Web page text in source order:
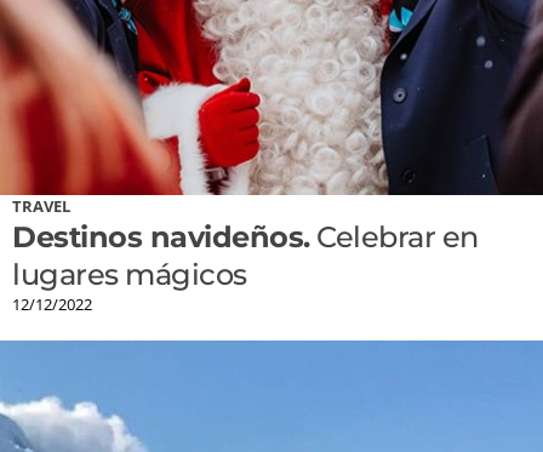
TRAVEL
Destinos navideños.Celebrar en
lugares mágicos
12/12/2022